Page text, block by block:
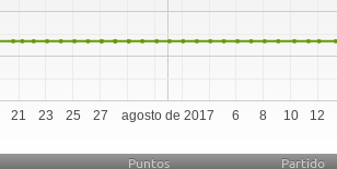
agosto de 2017
21 23 25 27 6 8 10 12
Puntos Partido